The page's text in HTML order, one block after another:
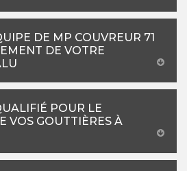
DE MP COUVREUR 71
DE VOTRE
POUR LE
VOS GOUTTIÈRES À